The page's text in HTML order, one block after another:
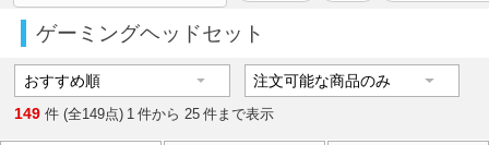
ゲーミングヘッドセット
149 件 (全149点) 1 件から 25 件まで表示